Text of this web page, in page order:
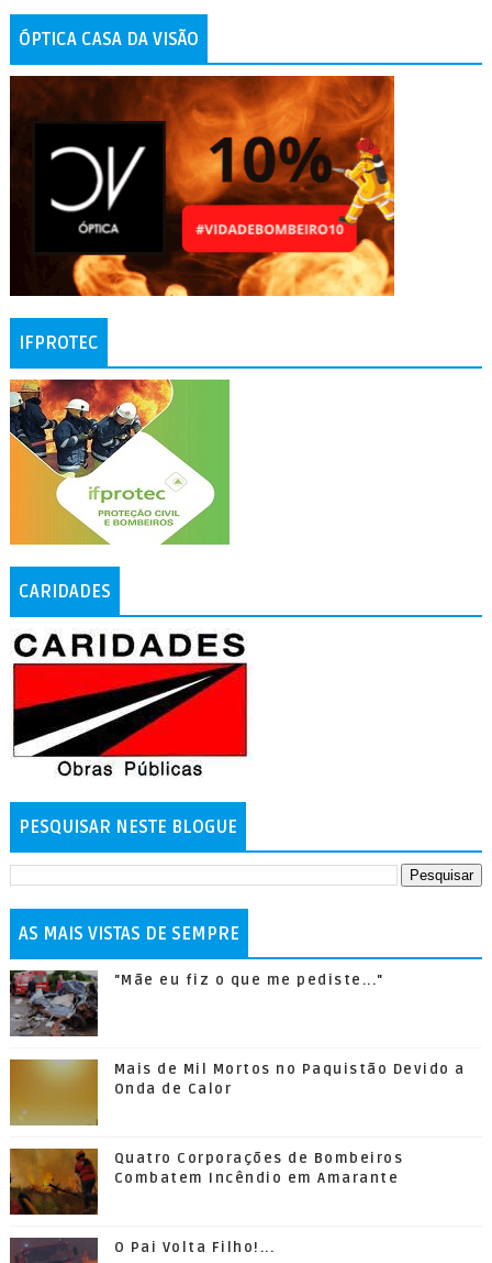
ÓPTICA CASA DA VISÃO
IFPROTEC
CARIDADES
PESQUISAR NESTE BLOGUE
AS MAIS VISTAS DE SEMPRE
"Mãe eu fiz o que me pediste..."
Mais de Mil Mortos no Paquistão Devido a
Onda de Calor
Quatro Corporações de Bombeiros
Combatem Incêndio em Amarante
O Pai Volta Filho!...